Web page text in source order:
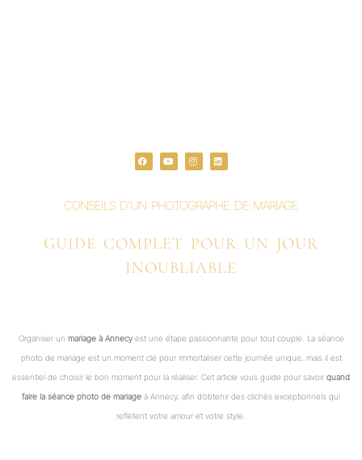
a
c
o
k
o
u
e
n
s
r
a
i
n
n
CONSEILS D’UN PHOTOGRAPHE DE MARIAGE
GUIDE COMPLET POUR UN JOUR
INOUBLIABLE
Organiser un mariage à Annecyest une étape passionnante pour tout couple. La séance
photo de mariage est un moment clé pour immortaliser cette journée unique, mais il est
essentiel de choisir le bon moment pour la réaliser. Cet article vous guide pour savoir quand
faire la séance photo de mariage à Annecy, afin d’obtenir des clichés exceptionnels qui
reflètent votre amour et votre style.